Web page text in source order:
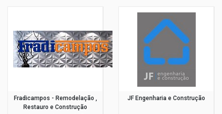
Fradicampos - Remodelação ,
Restauro e Construção
JF Engenharia e Construção